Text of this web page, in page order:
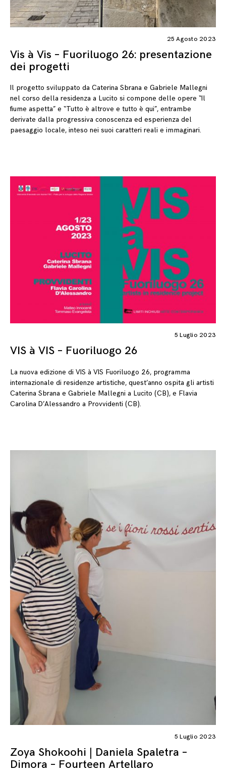
25 Agosto 2023
Vis à Vis – Fuoriluogo 26: presentazione
dei progetti
Il progetto sviluppato da Caterina Sbrana e Gabriele Mallegni
nel corso della residenza a Lucito si compone delle opere “Il
fiume aspetta” e “Tutto è altrove e tutto è qui”, entrambe
derivate dalla progressiva conoscenza ed esperienza del
paesaggio locale, inteso nei suoi caratteri reali e immaginari.
5 Luglio 2023
VIS à VIS – Fuoriluogo 26
La nuova edizione di VIS à VIS Fuoriluogo 26, programma
internazionale di residenze artistiche, quest’anno ospita gli artisti
Caterina Sbrana e Gabriele Mallegni a Lucito (CB), e Flavia
Carolina D’Alessandro a Provvidenti (CB).
5 Luglio 2023
Zoya Shokoohi | Daniela Spaletra –
Dimora – Fourteen Artellaro